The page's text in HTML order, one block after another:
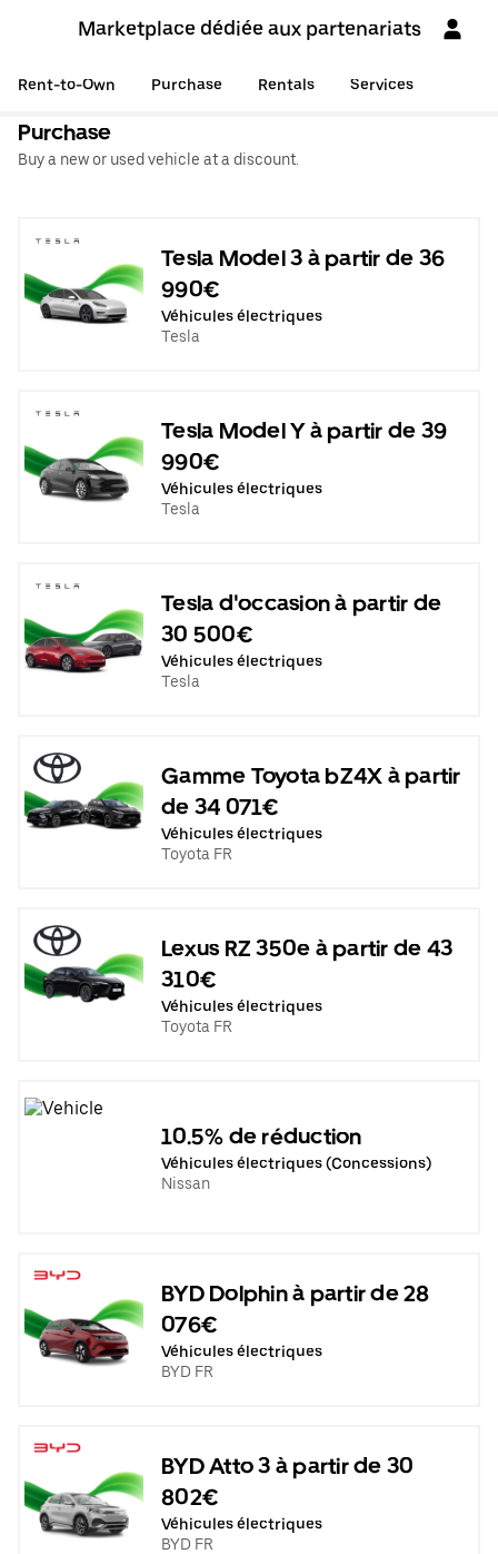
Marketplace dédiée aux partenariats
Rent-to-Own Purchase Rentals Services
Purchase
Buy a new or used vehicle at a discount.
Tesla Model 3 à partir de 36
990€
Véhicules électriques
Tesla
Tesla Model Y à partir de 39
990€
Véhicules électriques
Tesla
Tesla d'occasion à partir de
30 500€
Véhicules électriques
Tesla
Gamme Toyota bZ4X à partir
de 34 071€
Véhicules électriques
Toyota FR
Lexus RZ 350e à partir de 43
310€
Véhicules électriques
Toyota FR
10.5% de réduction
Véhicules électriques (Concessions)
Nissan
BYD Dolphin à partir de 28
076€
Véhicules électriques
BYD FR
BYD Atto 3 à partir de 30
802€
Véhicules électriques
BYD FR